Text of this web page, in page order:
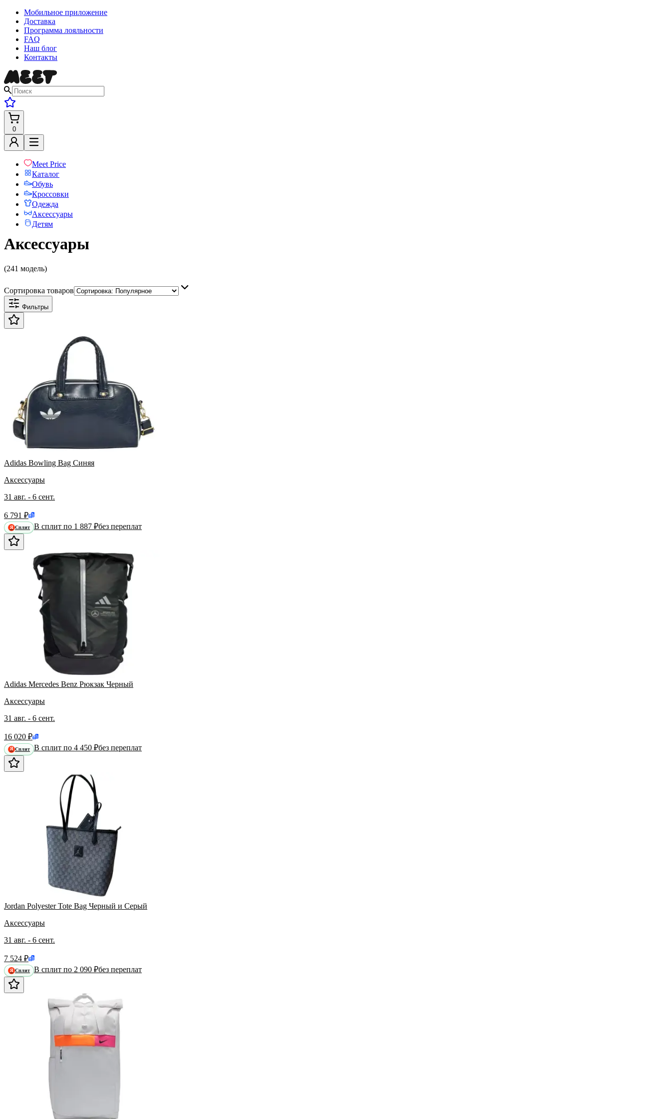
Мобильное приложение
Доставка
Программа лояльности
FAQ
Наш блог
Контакты
0
Meet Price
Каталог
Обувь
Кроссовки
Одежда
Аксессуары
Детям
Аксессуары
(241 модель)
Сортировка товаров
Фильтры
Adidas Bowling Bag Синяя
Аксессуары
31 авг. - 6 сент.
6 791 ₽
Я Сплит В сплит по 1 887 ₽без переплат
Adidas Mercedes Benz Рюкзак Черный
Аксессуары
31 авг. - 6 сент.
16 020 ₽
Я Сплит В сплит по 4 450 ₽без переплат
Jordan Polyester Tote Bag Черный и Серый
Аксессуары
31 авг. - 6 сент.
7 524 ₽
Я Сплит В сплит по 2 090 ₽без переплат